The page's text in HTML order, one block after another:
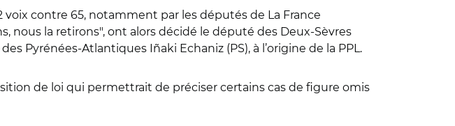
voix contre 65, notamment par les députés de La France
nous la retirons", ont alors décidé le député des Deux-Sèvres
Pyrénées-Atlantiques Iñaki Echaniz (PS), à l’origine de la PPL.
de loi qui permettrait de préciser certains cas de figure omis